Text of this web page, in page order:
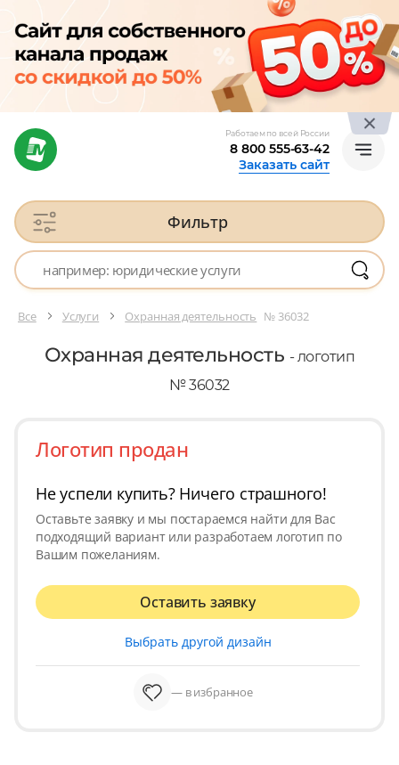
Работаем по всей России
8 800 555-63-42
Заказать сайт
Фильтр
Все Услуги Охранная деятельность № 36032
Охранная деятельность - логотип
№ 36032
Логотип продан
Не успели купить? Ничего страшного!
Оставьте заявку и мы постараемся найти для Вас
подходящий вариант или разработаем логотип по
Вашим пожеланиям.
Оставить заявку
Выбрать другой дизайн
— в избранное